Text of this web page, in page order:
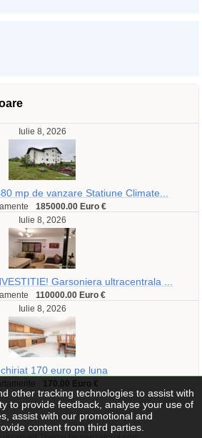
Iulie 8, 2026
mp de vanzare Statiune Climate...
185000.00 Euro €
Iulie 8, 2026
Garsoniera ultracentrala ...
110000.00 Euro €
Iulie 8, 2026
170 euro pe luna
170.00 Euro €
other tracking technologies to assist with
to provide feedback, analyse your use of
assist with our promotional and
content from third parties.